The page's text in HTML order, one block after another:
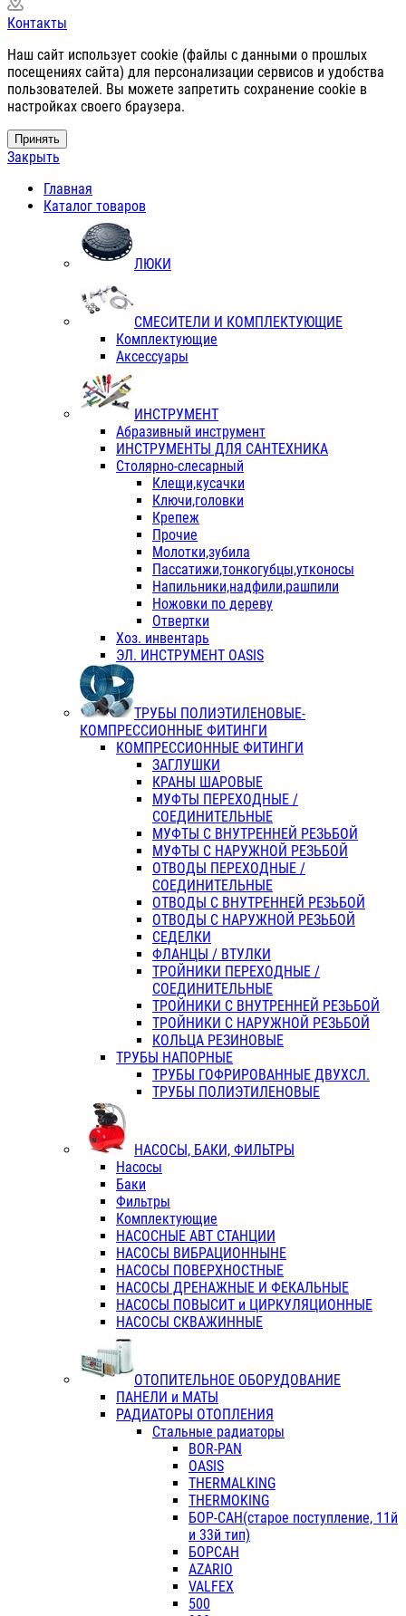
Контакты
Наш сайт использует cookie (файлы с данными о прошлых
посещениях сайта) для персонализации сервисов и удобства
пользователей. Вы можете запретить сохранение cookie в
настройках своего браузера.
Принять
Закрыть
Главная
Каталог товаров
ЛЮКИ
СМЕСИТЕЛИ И КОМПЛЕКТУЮЩИЕ
Комплектующие
Аксессуары
ИНСТРУМЕНТ
Абразивный инструмент
ИНСТРУМЕНТЫ ДЛЯ САНТЕХНИКА
Столярно-слесарный
Клещи,кусачки
Ключи,головки
Крепеж
Прочие
Молотки,зубила
Пассатижи,тонкогубцы,утконосы
Напильники,надфили,рашпили
Ножовки по дереву
Отвертки
Хоз. инвентарь
ЭЛ. ИНСТРУМЕНТ OASIS
ТРУБЫ ПОЛИЭТИЛЕНОВЫЕ-
КОМПРЕССИОННЫЕ ФИТИНГИ
КОМПРЕССИОННЫЕ ФИТИНГИ
ЗАГЛУШКИ
КРАНЫ ШАРОВЫЕ
МУФТЫ ПЕРЕХОДНЫЕ /
СОЕДИНИТЕЛЬНЫЕ
МУФТЫ С ВНУТРЕННЕЙ РЕЗЬБОЙ
МУФТЫ С НАРУЖНОЙ РЕЗЬБОЙ
ОТВОДЫ ПЕРЕХОДНЫЕ /
СОЕДИНИТЕЛЬНЫЕ
ОТВОДЫ С ВНУТРЕННЕЙ РЕЗЬБОЙ
ОТВОДЫ С НАРУЖНОЙ РЕЗЬБОЙ
СЕДЕЛКИ
ФЛАНЦЫ / ВТУЛКИ
ТРОЙНИКИ ПЕРЕХОДНЫЕ /
СОЕДИНИТЕЛЬНЫЕ
ТРОЙНИКИ С ВНУТРЕННЕЙ РЕЗЬБОЙ
ТРОЙНИКИ С НАРУЖНОЙ РЕЗЬБОЙ
КОЛЬЦА РЕЗИНОВЫЕ
ТРУБЫ НАПОРНЫЕ
ТРУБЫ ГОФРИРОВАННЫЕ ДВУХСЛ.
ТРУБЫ ПОЛИЭТИЛЕНОВЫЕ
НАСОСЫ, БАКИ, ФИЛЬТРЫ
Насосы
Баки
Фильтры
Комплектующие
НАСОСНЫЕ АВТ СТАНЦИИ
НАСОСЫ ВИБРАЦИОННЫНЕ
НАСОСЫ ПОВЕРХНОСТНЫЕ
НАСОСЫ ДРЕНАЖНЫЕ И ФЕКАЛЬНЫЕ
НАСОСЫ ПОВЫСИТ и ЦИРКУЛЯЦИОННЫЕ
НАСОСЫ СКВАЖИННЫЕ
ОТОПИТЕЛЬНОЕ ОБОРУДОВАНИЕ
ПАНЕЛИ и МАТЫ
РАДИАТОРЫ ОТОПЛЕНИЯ
Стальные радиаторы
BOR-PAN
OASIS
THERMALKING
THERMOKING
БОР-САН(старое поступление, 11й
и 33й тип)
БОРСАН
AZARIO
VALFEX
500